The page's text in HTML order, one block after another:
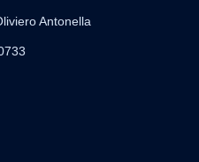
Antonella